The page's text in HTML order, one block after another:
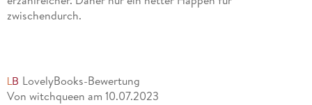
zwischendurch.
LovelyBooks-Bewertung
Von witchqueen am 10.07.2023